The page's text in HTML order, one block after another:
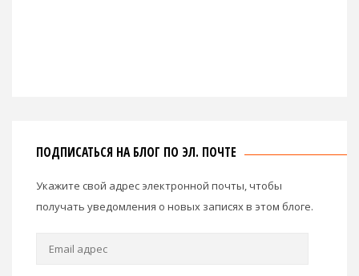
ПОДПИСАТЬСЯ НА БЛОГ ПО ЭЛ. ПОЧТЕ
Укажите свой адрес электронной почты, чтобы
получать уведомления о новых записях в этом блоге.
Email